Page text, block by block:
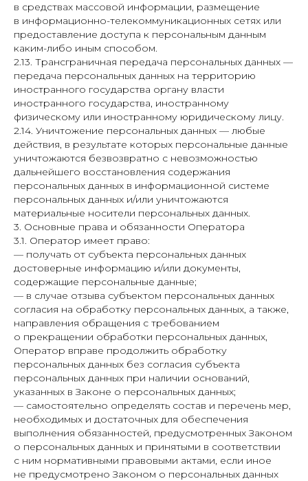
в средствах массовой информации, размещение
в информационно-телекоммуникационных сетях или
предоставление доступа к персональным данным
каким-либо иным способом.
2.13. Трансграничная передача персональных данных —
передача персональных данных на территорию
иностранного государства органу власти
иностранного государства, иностранному
физическому или иностранному юридическому лицу.
2.14. Уничтожение персональных данных — любые
действия, в результате которых персональные данные
уничтожаются безвозвратно с невозможностью
дальнейшего восстановления содержания
персональных данных в информационной системе
персональных данных и/или уничтожаются
материальные носители персональных данных.
3. Основные права и обязанности Оператора
3.1. Оператор имеет право:
— получать от субъекта персональных данных
достоверные информацию и/или документы,
содержащие персональные данные;
— в случае отзыва субъектом персональных данных
согласия на обработку персональных данных, а также,
направления обращения с требованием
о прекращении обработки персональных данных,
Оператор вправе продолжить обработку
персональных данных без согласия субъекта
персональных данных при наличии оснований,
указанных в Законе о персональных данных;
— самостоятельно определять состав и перечень мер,
необходимых и достаточных для обеспечения
выполнения обязанностей, предусмотренных Законом
о персональных данных и принятыми в соответствии
с ним нормативными правовыми актами, если иное
не предусмотрено Законом о персональных данных